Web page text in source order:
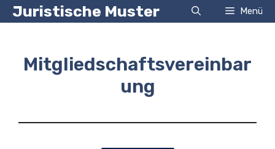
Zum
InhaltJuristische Muster Menü
Mitgliedschaftsvereinbar
ung